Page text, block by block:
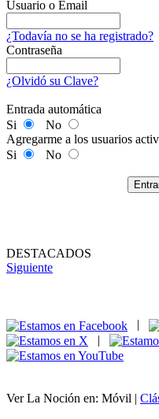
Usuario o Email
¿Todavía no se ha registrado?
Contraseña
¿Olvidó su Clave?
Entrada automática
Si
No
Agregarme a los usuarios
Si
No
DESTACADOS
Siguiente
|
Ver La Noción en: Móvil |